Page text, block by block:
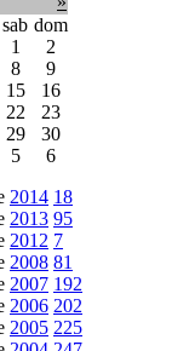
sab dom
1
2
8
9
15
16
22
23
29
30
5
6
2014 18
2013 95
2012 7
2008 81
2007 192
2006 202
2005 225